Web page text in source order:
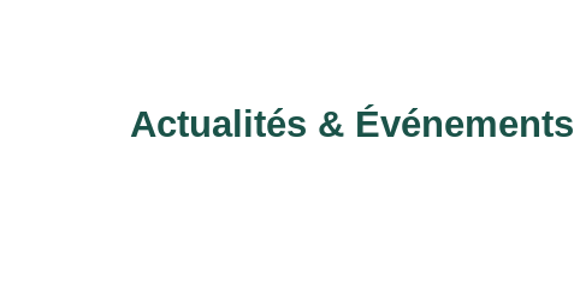
Actualités & Événements